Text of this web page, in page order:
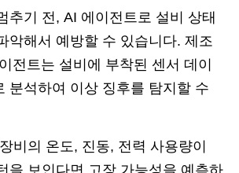
추기 전, AI 에이전트로 설비 상태
악해서 예방할 수 있습니다. 제조
전트는 설비에 부착된 센서 데이
분석하여 이상 징후를 탐지할 수
비의 온도, 진동, 전력 사용량이
을 보인다면 고장 가능성을 예측하